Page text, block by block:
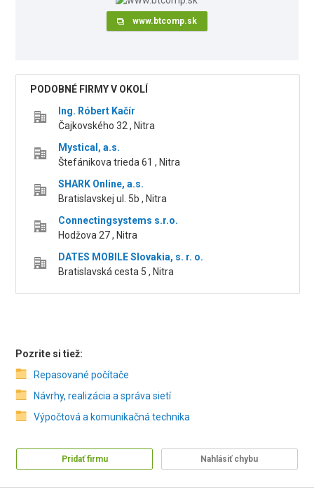
www.btcomp.sk
PODOBNÉ FIRMY V OKOLÍ
Ing. Róbert Kačír
Čajkovského 32 , Nitra
Mystical, a.s.
Štefánikova trieda 61 , Nitra
SHARK Online, a.s.
Bratislavskej ul. 5b , Nitra
Connectingsystems s.r.o.
Hodžova 27 , Nitra
DATES MOBILE Slovakia, s. r. o.
Bratislavská cesta 5 , Nitra
Pozrite si tiež:
Repasované počítače
Návrhy, realizácia a správa sietí
Výpočtová a komunikačná technika
Pridať firmu Nahlásiť chybu